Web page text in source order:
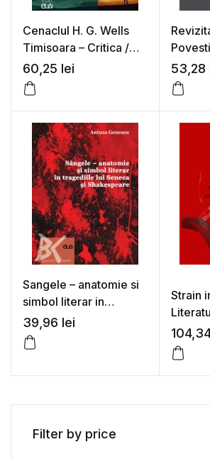
Cenaclul H. G. Wells
Timisoara – Critica /
Eseu (1969 – 2019)
60,25 lei
Kafka
Glavan
53,28
Sangele – anatomie si
simbol literar in
tragediile lui Seneca si
Shakespeare – Antuza
Genescu
39,96 lei
Strain
granita
proza
lui
Radu
Filter by price